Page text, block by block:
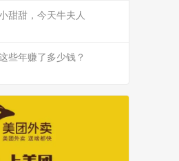
甜甜，今天牛夫人
些年赚了多少钱？